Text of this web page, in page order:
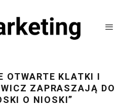
OTWARTE KLATKI I
ZAPRASZAJĄ DO
O NIOSKI”